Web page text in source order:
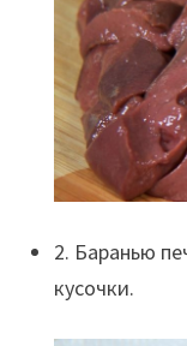
2. Баранью
кусочки.